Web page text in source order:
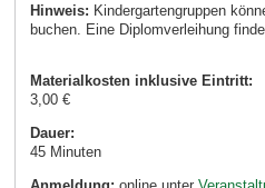
Hinweis: Kindergartengruppen
buchen. Eine Diplomverleihung
Materialkosten inklusive Eintritt:
3,00 €
Dauer:
45 Minuten